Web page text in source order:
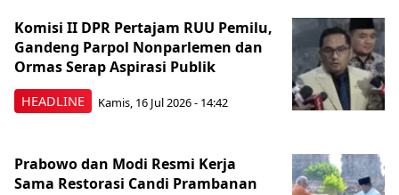
HEADLINE
Komisi II DPR Pertajam RUU Pemilu,
Gandeng Parpol Nonparlemen dan
Ormas Serap Aspirasi Publik
Kamis, 16 Jul 2026 - 14:42
Prabowo dan Modi Resmi Kerja
Sama Restorasi Candi Prambanan